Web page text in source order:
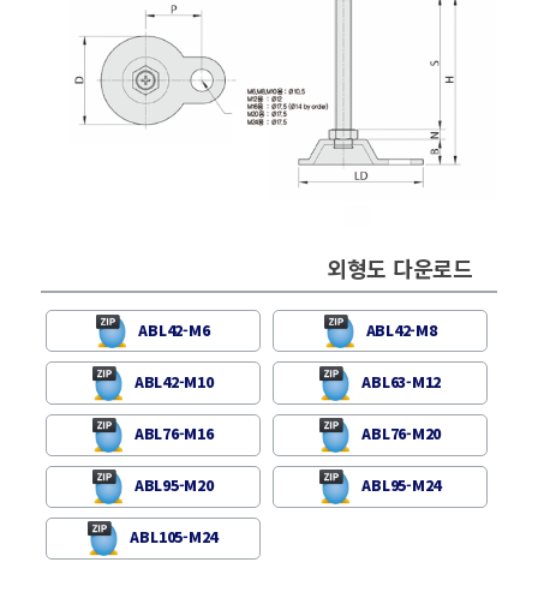
외형도 다운로드
ABL42-M6 ABL42-M8
ABL42-M10 ABL63-M12
ABL76-M16 ABL76-M20
ABL95-M20 ABL95-M24
ABL105-M24